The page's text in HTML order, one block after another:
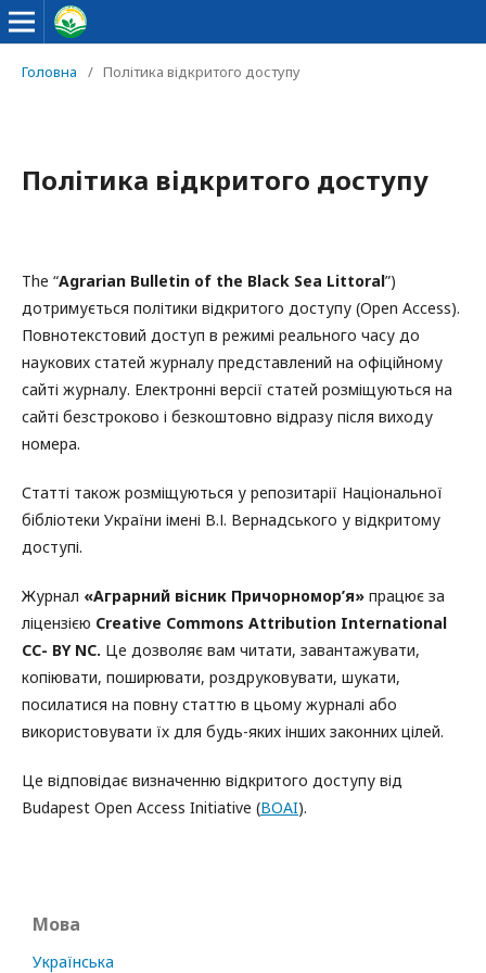
Головна / Політика відкритого доступу
Політика відкритого доступу
The “Agrarian Bulletin of the Black Sea Littoral”)
дотримується політики відкритого доступу (Open Access).
Повнотекстовий доступ в режимі реального часу до
наукових статей журналу представлений на офіційному
сайті журналу. Електронні версії статей розміщуються на
сайті безстроково і безкоштовно відразу після виходу
номера.
Статті також розміщуються у репозитарії Національної
бібліотеки України імені В.І. Вернадського у відкритому
доступі.
Журнал «Аграрний вісник Причорномор’я» працює за
ліцензією Creative Commons Attribution International
CC- BY NC. Це дозволяє вам читати, завантажувати,
копіювати, поширювати, роздруковувати, шукати,
посилатися на повну статтю в цьому журналі або
використовувати їх для будь-яких інших законних цілей.
Це відповідає визначенню відкритого доступу від
Budapest Open Access Initiative (BOAI).
Мова
Українська